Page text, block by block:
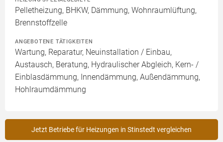
Pelletheizung, BHKW, Dämmung, Wohnraumlüftung,
Brennstoffzelle
ANGEBOTENE TÄTIGKEITEN
Wartung, Reparatur, Neuinstallation / Einbau,
Austausch, Beratung, Hydraulischer Abgleich, Kern- /
Einblasdämmung, Innendämmung, Außendämmung,
Hohlraumdämmung
Jetzt Betriebe für Heizungen in Stinstedt vergleichen